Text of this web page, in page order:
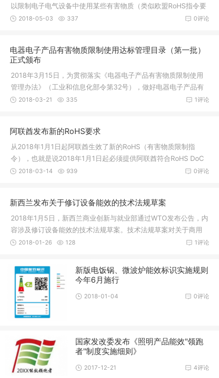
以限制电子电气设备中使用某些有害物质（类似欧盟RoHS指令要
求）。该法规对巴林、科威特、阿曼、卡塔尔、沙特阿拉伯、阿
0评论
2018-05-03 337
电器电子产品有害物质限制使用达标管理目录（第一批）
正式颁布
2018年3月15日，为贯彻落实《电器电子产品有害物质限制使用
管理办法》（工业和信息化部令第32号），做好电器电子产品有
害物质的替代与减量化，中国工业和信息化部会同发展改革委、1评论
2018-03-21 335
阿联酋发布新的RoHS要求
从2018年1月1日起阿联酋生效了新的RoHS（有害物质限制指
令），也就是说2018年1月1日起必须提供阿联酋符合RoHS DoC
才能获得阿联酋RoHS认证。此外，通过ECAS合格评估程序的产
0评论
2018-03-14 939
新西兰发布关于修订设备能效的技术法规草案
2018年1月5日，新西兰商业创新与就业部通过WTO发布公告，内
容涉及修订设备能效的技术法规草案。技术法规草案对关于商用
制冷设备的存储要求和性能测试方法等做了详细规定，扩大了适1评论
2018-01-26 128
新版电饭锅、微波炉能效标识实施规则
今年6月施行
0评论
2018-01-04
国家发改委发布《照明产品能效"领跑
者"制度实施细则》
4评论
2017-12-21